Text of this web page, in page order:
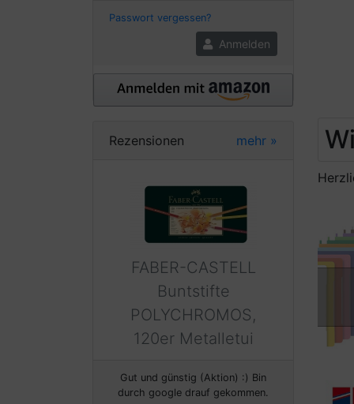
Passwort vergessen?
Anmelden
Rezensionen mehr »
FABER-CASTELL
Buntstifte
POLYCHROMOS,
120er Metalletui
Gut und günstig (Aktion) :) Bin
durch google drauf gekommen.